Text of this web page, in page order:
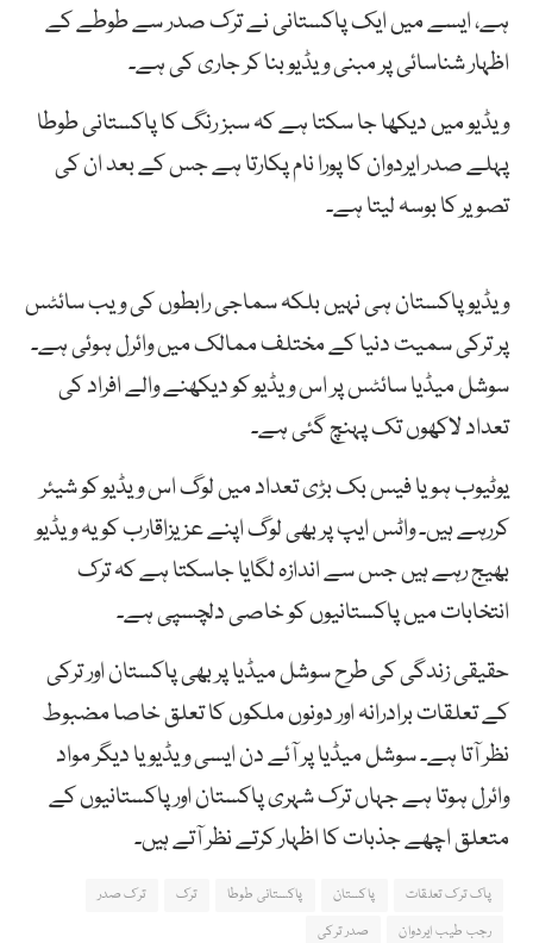
ہے، ایسے میں ایک پاکستانی نے ترک صدر سے طوطے کے
اظہار شناسائی پر مبنی ویڈیو بنا کر جاری کی ہے۔
ویڈیو میں دیکھا جا سکتا ہے کہ سبز رنگ کا پاکستانی طوطا
پہلے صدر ایردوان کا پورا نام پکارتا ہے جس کے بعد ان کی
تصویر کا بوسہ لیتا ہے۔
ویڈیو پاکستان ہی نہیں بلکہ سماجی رابطوں کی ویب سائٹس
پر ترکی سمیت دنیا کے مختلف ممالک میں وائرل ہوئی ہے۔
سوشل میڈیا سائٹس پر اس ویڈیو کو دیکھنے والے افراد کی
تعداد لاکھوں تک پہنچ گئی ہے۔
یوٹیوب ہو یا فیس بک بڑی تعداد میں لوگ اس ویڈیو کو شیئر
کررہے ہیں۔ واٹس ایپ پر بھی لوگ اپنے عزیزاقارب کو یہ ویڈیو
بھیج رہے ہیں جس سے اندازہ لگایا جاسکتا ہے کہ ترک
انتخابات میں پاکستانیوں کو خاصی دلچسپی ہے۔
حقیقی زندگی کی طرح سوشل میڈیا پر بھی پاکستان اور ترکی
کے تعلقات برادرانہ اور دونوں ملکوں کا تعلق خاصا مضبوط
نظر آتا ہے۔ سوشل میڈیا پر آئے دن ایسی ویڈیو یا دیگر مواد
وائرل ہوتا ہے جہاں ترک شہری پاکستان اور پاکستانیوں کے
متعلق اچھے جذبات کا اظہار کرتے نظر آتے ہیں۔
پاک ترک تعلقات پاکستان پاکستانی طوطا ترک
ترک صدر
رجب طیب ایردوان
صدر ترکی